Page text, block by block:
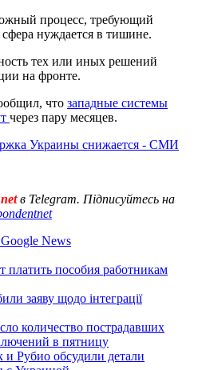
процесс, требующий
нуждается в тишине.
тех или иных решений
на фронте.
что западные системы
через пару месяцев.
Украины снижается - СМИ
в Telegram. Підписуйтесь на
News
платить пособия работникам
заяву щодо інтеграції
количество пострадавших
в пятницу
и Рубио обсудили детали